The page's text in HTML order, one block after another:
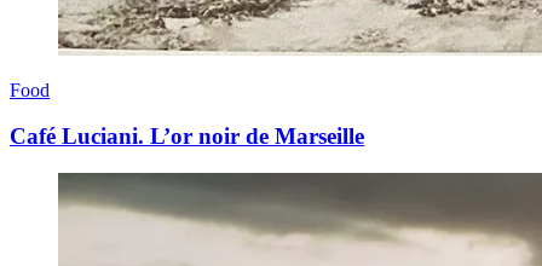
Food
Café Luciani. L’or noir de Marseille